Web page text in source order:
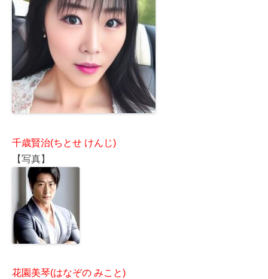
千歳賢治(ちとせ けんじ)
【写真】
花園美琴(はなぞの みこと)